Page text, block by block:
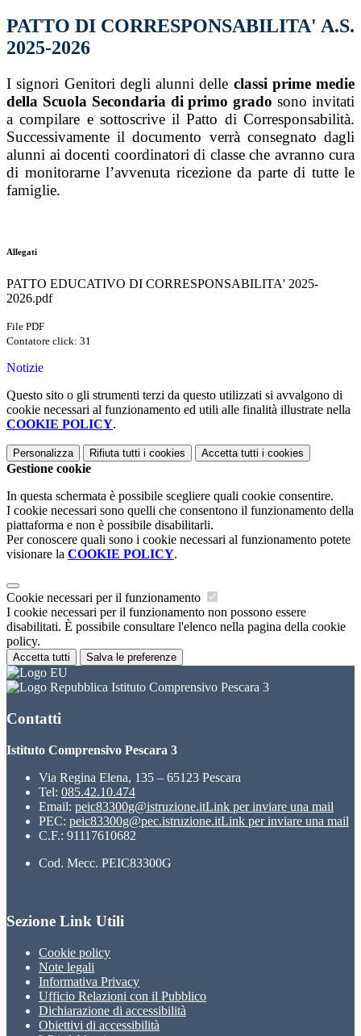
PATTO DI CORRESPONSABILITA' A.S.
2025-2026
I signori Genitori degli alunni delle classi prime medie
della Scuola Secondaria di primo grado sono invitati
a compilare e sottoscrive il Patto di Corresponsabilità.
Successivamente il documento verrà consegnato dagli
alunni ai docenti coordinatori di classe che avranno cura
di monitorarne l’avvenuta ricezione da parte di tutte le
famiglie.
Allegati
PATTO EDUCATIVO DI CORRESPONSABILITA' 2025-
2026.pdf
File PDF
Contatore click: 31
Notizie
Questo sito o gli strumenti terzi da questo utilizzati si avvalgono di
cookie necessari al funzionamento ed utili alle finalità illustrate nella
COOKIE POLICY.
Personalizza Rifiuta tutti i cookies Accetta tutti i cookies
Gestione cookie
In questa schermata è possibile scegliere quali cookie consentire.
I cookie necessari sono quelli che consentono il funzionamento della
piattaforma e non è possibile disabilitarli.
Per conoscere quali sono i cookie necessari al funzionamento potete
visionare la COOKIE POLICY.
Cookie necessari per il funzionamento
I cookie necessari per il funzionamento non possono essere
disabilitati. È possibile consultare l'elenco nella pagina della cookie
policy.
Accetta tutti Salva le preferenze
Istituto Comprensivo Pescara 3
Contatti
Istituto Comprensivo Pescara 3
Via Regina Elena, 135 – 65123 Pescara
Tel: 085.42.10.474
Email: peic83300g@istruzione.itLink per inviare una mail
PEC: peic83300g@pec.istruzione.itLink per inviare una mail
C.F.: 91117610682
Cod. Mecc. PEIC83300G
Sezione Link Utili
Cookie policy
Note legali
Informativa Privacy
Ufficio Relazioni con il Pubblico
Dichiarazione di accessibilità
Obiettivi di accessibilità